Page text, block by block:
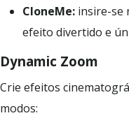
CloneMe: insire-se
efeito divertido e
Dynamic Zoom
Crie efeitos
modos: